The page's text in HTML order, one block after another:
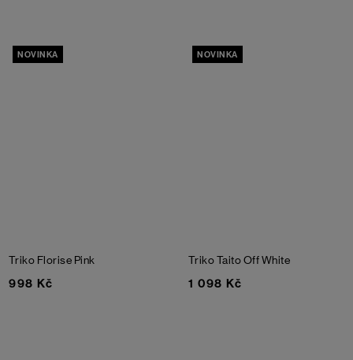
NOVINKA
Triko Florise Pink
998 Kč
NOVINKA
Triko TaitoOff White
1 098 Kč